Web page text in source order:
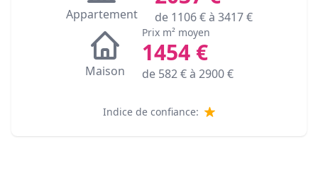
Appartement de 1106€ à 3417€
Maison
Prix m² moyen
1454€
de 582€ à 2900€
Indice de confiance: